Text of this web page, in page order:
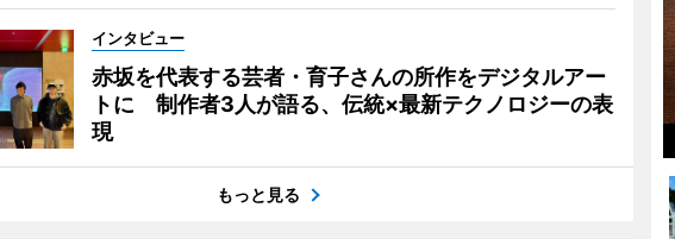
インタビュー
赤坂を代表する芸者・育子さんの所作をデジタルアー
トに 制作者3人が語る、伝統×最新テクノロジーの表
現
もっと見る